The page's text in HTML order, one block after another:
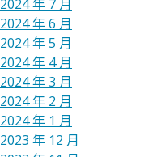
2024 年 7 月
2024 年 6 月
2024 年 5 月
2024 年 4 月
2024 年 3 月
2024 年 2 月
2024 年 1 月
2023 年 12 月